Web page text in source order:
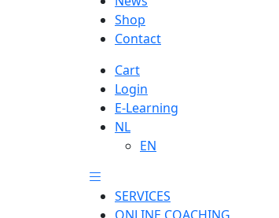
Shop
Contact
Cart
Login
E-Learning
NL
EN
SERVICES